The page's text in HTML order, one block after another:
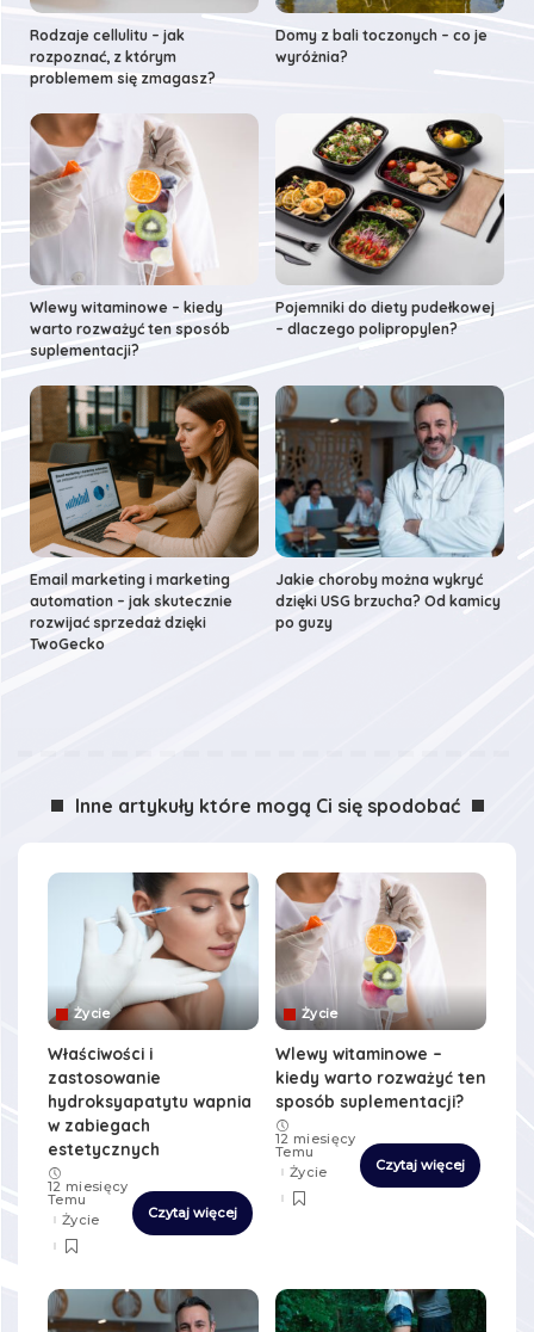
Rodzaje cellulitu – jak
rozpoznać, z którym
problemem się zmagasz?
Domy z bali toczonych – co je
wyróżnia?
Wlewy witaminowe – kiedy
warto rozważyć ten sposób
suplementacji?
Pojemniki do diety pudełkowej
– dlaczego polipropylen?
Email marketing i marketing
automation – jak skutecznie
rozwijać sprzedaż dzięki
TwoGecko
Jakie choroby można wykryć
dzięki USG brzucha? Od kamicy
po guzy
Inne artykuły które mogą Ci się spodobać
Życie
Właściwości i
zastosowanie
hydroksyapatytu wapnia
w zabiegach
estetycznych
12 miesięcy
Temu
Życie
Czytaj więcej
Życie
Wlewy witaminowe –
kiedy warto rozważyć ten
sposób suplementacji?
12 miesięcy
Temu
Życie
Czytaj więcej